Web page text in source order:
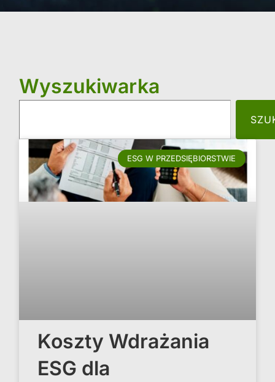
Wyszukiwarka
ESG W PRZEDSIĘBIORSTWIE
Koszty Wdrażania
ESG dla